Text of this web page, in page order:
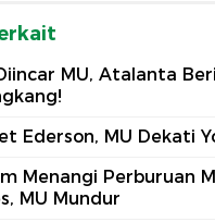
MU, Atalanta
Ederson, MU Dekati
Menangi Perburuan
MU Mundur